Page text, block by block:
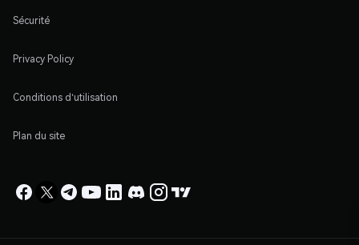
Sécurité
Privacy Policy
Conditions d'utilisation
Plan du site